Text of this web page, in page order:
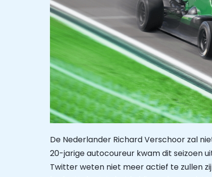
De Nederlander Richard Verschoor zal
20-jarige autocoureur kwam dit seizoen
Twitter weten niet meer actief te zullen